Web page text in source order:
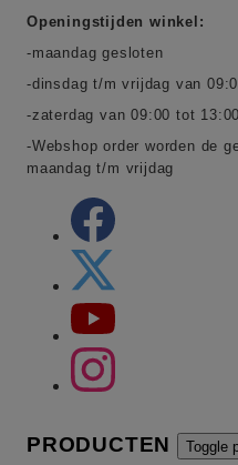
Openingstijden winkel:
-maandag gesloten
-dinsdag t/m vrijdag van
-zaterdag van 09:00 tot 13:00
-Webshop order worden de
maandag t/m vrijdag
PRODUCTEN Toggle